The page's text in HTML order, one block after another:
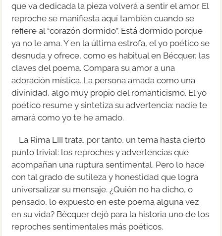
que va dedicada la pieza volverá a sentir el amor. El
reproche se manifiesta aquí también cuando se
refiere al “corazón dormido”. Está dormido porque
ya no le ama. Y en la última estrofa, el yo poético se
desnuda y ofrece, como es habitual en Bécquer, las
claves del poema. Compara su amor a una
adoración mística. La persona amada como una
divinidad, algo muy propio del romanticismo. El yo
poético resume y sintetiza su advertencia: nadie te
amará como yo te he amado.
La Rima LIII trata, por tanto, un tema hasta cierto
punto trivial: los reproches y advertencias que
acompañan una ruptura sentimental. Pero lo hace
con tal grado de sutileza y honestidad que logra
universalizar su mensaje. ¿Quién no ha dicho, o
pensado, lo expuesto en este poema alguna vez
en su vida? Bécquer dejó para la historia uno de los
reproches sentimentales más poéticos.